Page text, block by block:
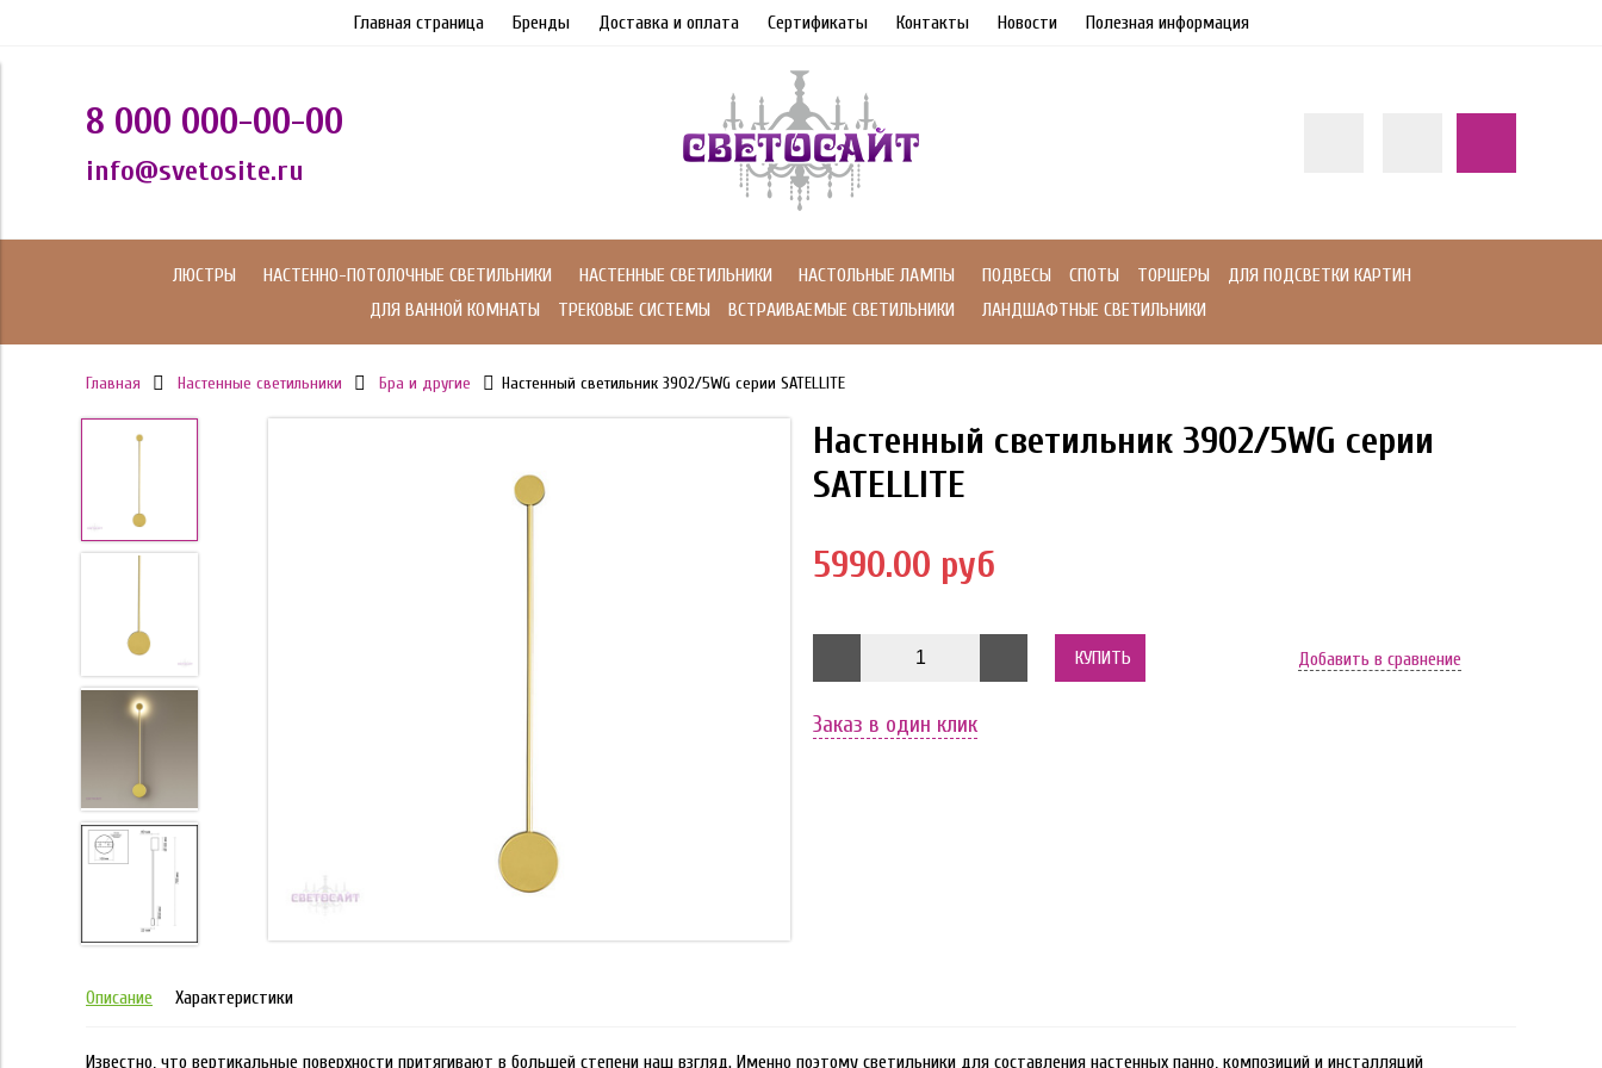
Главная страница Бренды Доставка и оплата Сертификаты Контакты Новости Полезная информация
8 000 000-00-00
info@svetosite.ru
ЛЮСТРЫ НАСТЕННО-ПОТОЛОЧНЫЕ СВЕТИЛЬНИКИ НАСТЕННЫЕ СВЕТИЛЬНИКИ НАСТОЛЬНЫЕ ЛАМПЫ ПОДВЕСЫ СПОТЫ ТОРШЕРЫ
ДЛЯ ПОДСВЕТКИ КАРТИН
ДЛЯ ВАННОЙ КОМНАТЫ
ТРЕКОВЫЕ СИСТЕМЫ ВСТРАИВАЕМЫЕ СВЕТИЛЬНИКИ ЛАНДШАФТНЫЕ СВЕТИЛЬНИКИ
Главная Настенные светильники Бра и другие Настенный светильник 3902/5WG серии SATELLITE
Настенный светильник 3902/5WG серии
SATELLITE
5990.00 руб
КУПИТЬ Добавить в сравнение
Заказ в один клик
Описание Характеристики
Известно, что вертикальные поверхности притягивают в большей степени наш взгляд. Именно поэтому светильники для составления настенных панно, композиций и инсталляций